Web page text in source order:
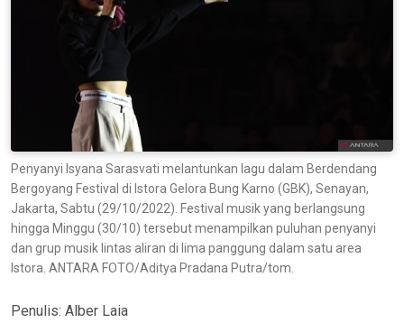
Penyanyi Isyana Sarasvati melantunkan lagu dalam Berdendang
Bergoyang Festival di Istora Gelora Bung Karno (GBK), Senayan,
Jakarta, Sabtu (29/10/2022). Festival musik yang berlangsung
hingga Minggu (30/10) tersebut menampilkan puluhan penyanyi
dan grup musik lintas aliran di lima panggung dalam satu area
Istora. ANTARA FOTO/Aditya Pradana Putra/tom.
Penulis: Alber Laia